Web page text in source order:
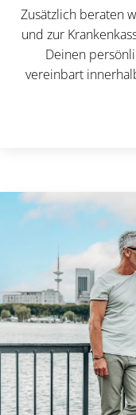
Zusätzlich beraten
und zur
Deinen
vereinbart